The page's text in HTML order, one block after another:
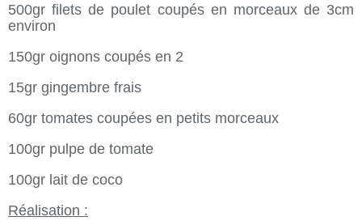
500gr filets de poulet coupés en morceaux de 3cm
environ
150gr oignons coupés en 2
15gr gingembre frais
60gr tomates coupées en petits morceaux
100gr pulpe de tomate
100gr lait de coco
Réalisation :